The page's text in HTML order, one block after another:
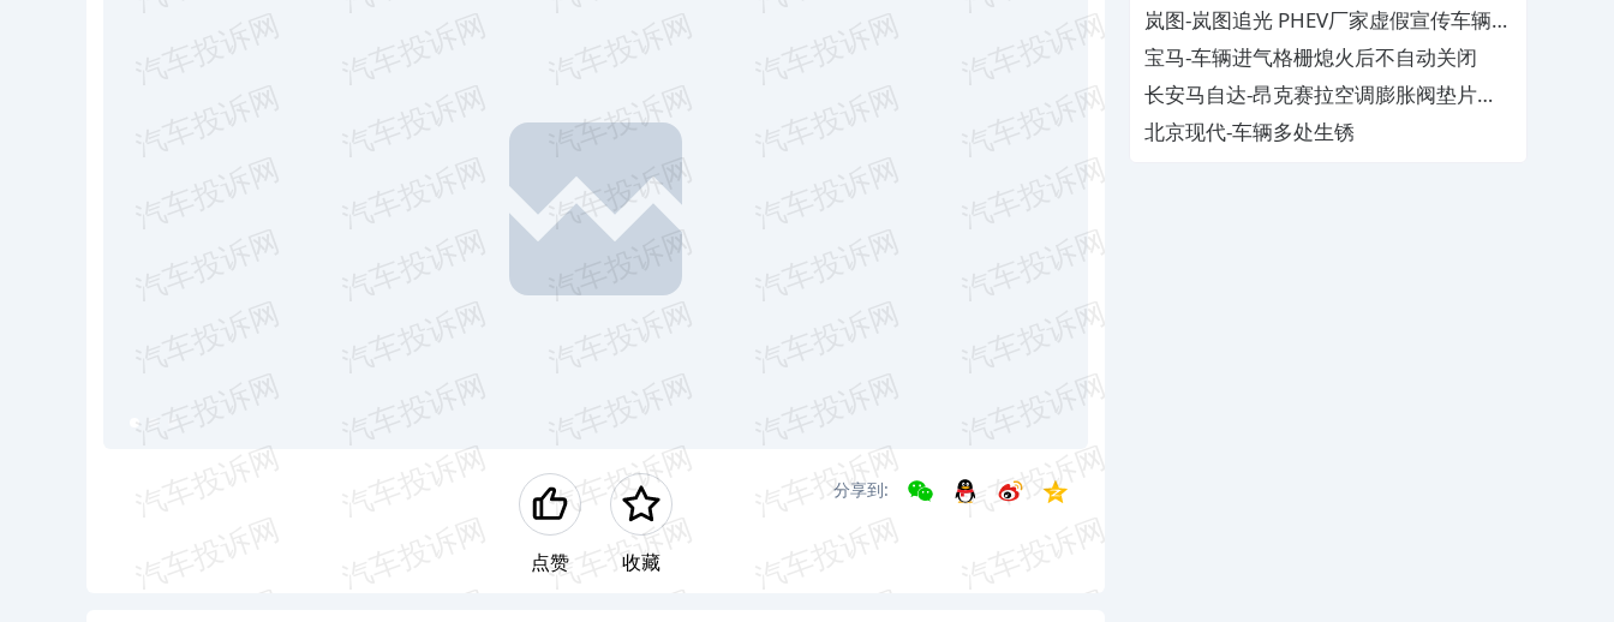
点赞 收藏
分享到:
磁
岚图-岚图追光 PHEV厂家虚假宣传车辆配
置与功能
宝马-车辆进气格栅熄火后不自动关闭
长安马自达-昂克赛拉空调膨胀阀垫片生
锈
北京现代-车辆多处生锈